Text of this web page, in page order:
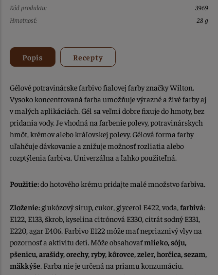
Kód produktu:
3969
Hmotnosť:
28 g
Popis Recepty
Gélové potravinárske farbivo fialovej farby značky Wilton.
Vysoko koncentrovaná farba umožňuje výrazné a živé farby aj
v malých aplikáciách. Gél sa veľmi dobre fixuje do hmoty, bez
pridania vody. Je vhodná na farbenie polevy, potravinárskych
hmôt, krémov alebo kráľovskej polevy. Gélová forma farby
uľahčuje dávkovanie a znižuje možnosť rozliatia alebo
rozptýlenia farbiva. Univerzálna a ľahko použiteľná.
Použitie:do hotového krému pridajte malé množstvo farbiva.
Zloženie:glukózový sirup, cukor, glycerol E422, voda, farbivá:
E122, E133, škrob, kyselina citrónová E330, citrát sodný E331,
E220, agar E406. Farbivo E122 môže mať nepriaznivý vlyv na
pozornosť a aktivitu detí. Môže obsahovaťmlieko, sóju,
pšenicu, arašidy, orechy, ryby, kôrovce, zeler, horčica, sezam,
mäkkýše . Farba nie je určená na priamu konzumáciu.